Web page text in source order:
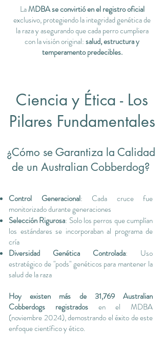
LaMDBA se convirtió en el registro oficial
exclusivo, protegiendo la integridad genética de
la raza y asegurando que cada perro cumpliera
con la visión original:salud, estructura y
temperamento predecibles.
Ciencia y Ética - Los
Pilares Fundamentales
¿Cómo se Garantiza la Calidad
de un Australian Cobberdog?
Control Generacional: Cada cruce fue
monitorizado durante generaciones
Selección Rigurosa: Solo los perros que cumplían
los estándares se incorporaban al programa de
cría
Diversidad Genética Controlada: Uso
estratégico de "pods" genéticos para mantener la
salud de la raza
Hoy existen más de 31,769 Australian
Cobberdogs registradosen el MDBA
(noviembre 2024), demostrando el éxito de este
enfoque científico y ético.